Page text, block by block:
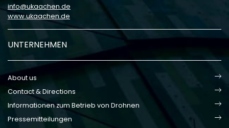
info
ukaachen de
www.ukaachen.de
UNTERNEHMEN
About us
Contact & Directions
Informationen zum Betrieb von Drohnen
Pressemitteilungen